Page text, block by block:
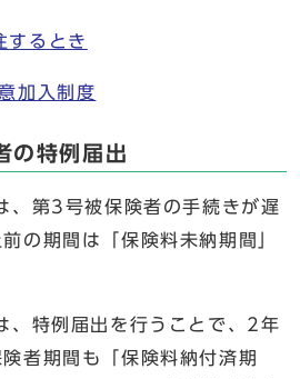
するとき
加入制度
の特例届出
、第3号被保険者の手続きが遅
の期間は「保険料未納期間」
、特例届出を行うことで、2年
者期間も「保険料納付済期